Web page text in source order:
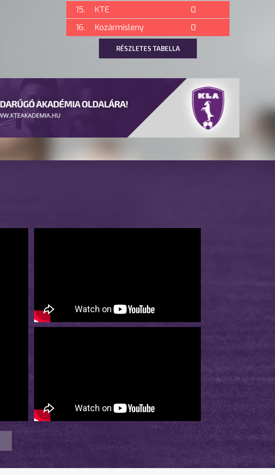
15.
KTE
0
16.
Kozármisleny 0
RÉSZLETES TABELLA